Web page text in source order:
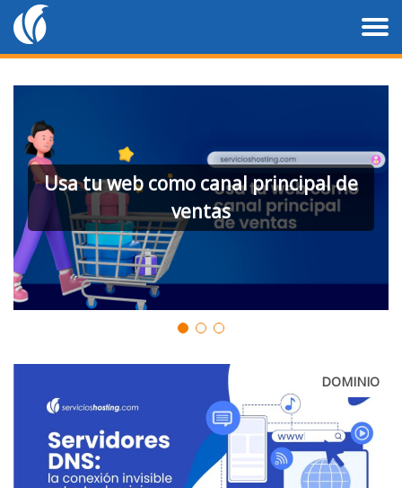
Chatbots: Transforma la atención al
cliente digital
DOMINIO